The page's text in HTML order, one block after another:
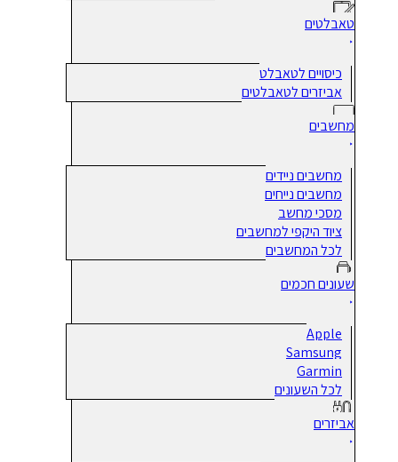
טאבלטים
כיסויים לטאבלט
אביזרים לטאבלטים
מחשבים
מחשבים ניידים
מחשבים נייחים
מסכי מחשב
ציוד היקפי למחשבים
לכל המחשבים
שעונים חכמים
Apple
Samsung
Garmin
לכל השעונים
אביזרים